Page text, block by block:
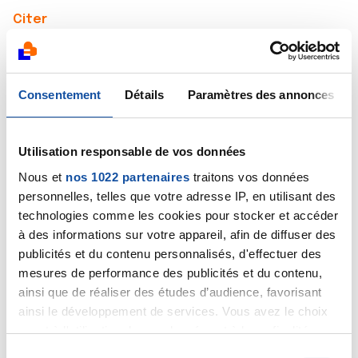
Consentement Détails Paramètres des annonces
Utilisation responsable de vos données
Nous et nos 1022 partenaires traitons vos données
personnelles, telles que votre adresse IP, en utilisant des
technologies comme les cookies pour stocker et accéder
à des informations sur votre appareil, afin de diffuser des
publicités et du contenu personnalisés, d'effectuer des
mesures de performance des publicités et du contenu,
ainsi que de réaliser des études d’audience, favorisant
ainsi le développement de services. Vous avez le choix
quant à l'utilisation de vos données et à leurs finalités.
Citer
20/04/2026 - 10:31
Bonjour à tous, sous un beau ciel bleu, grand soleil, un
wagon supplémentaire au départ de Limoges, bien
chargé comme d'habitude, force et courage, notre
lot quotidien, on ne lâche rien. Belle semaine à vous 🌈
Citer